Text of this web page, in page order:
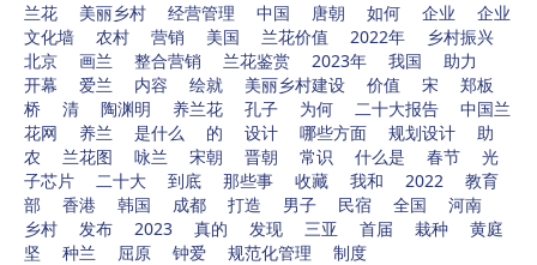
兰花 美丽乡村 经营管理 中国 唐朝 如何 企业
企业
文化墙
农村 营销 美国 兰花价值 2022年
乡村振兴
北京
画兰 整合营销 兰花鉴赏 2023年 我国
助力
开幕
爱兰 内容 绘就 美丽乡村建设 价值 宋
郑板
桥
清 陶渊明 养兰花 孔子 为何 二十大报告
中国兰
花网
养兰 是什么 的 设计 哪些方面 规划设计
助
农
兰花图 咏兰 宋朝 晋朝 常识 什么是 春节
光
子芯片
二十大 到底 那些事 收藏 我和 2022
教育
部
香港 韩国 成都 打造 男子 民宿 全国
河南
乡村
发布 2023 真的 发现 三亚 首届 栽种
黄庭
坚
种兰 屈原 钟爱 规范化管理 制度